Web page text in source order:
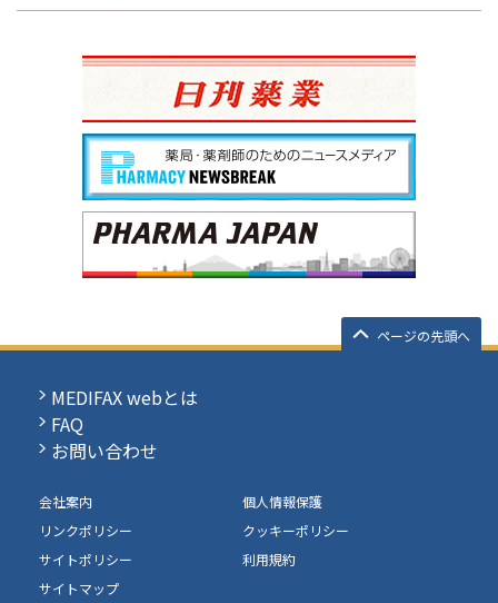
ページの先頭へ
MEDIFAX webとは
FAQ
お問い合わせ
会社案内
個人情報保護
リンクポリシー
クッキーポリシー
サイトポリシー
利用規約
サイトマップ